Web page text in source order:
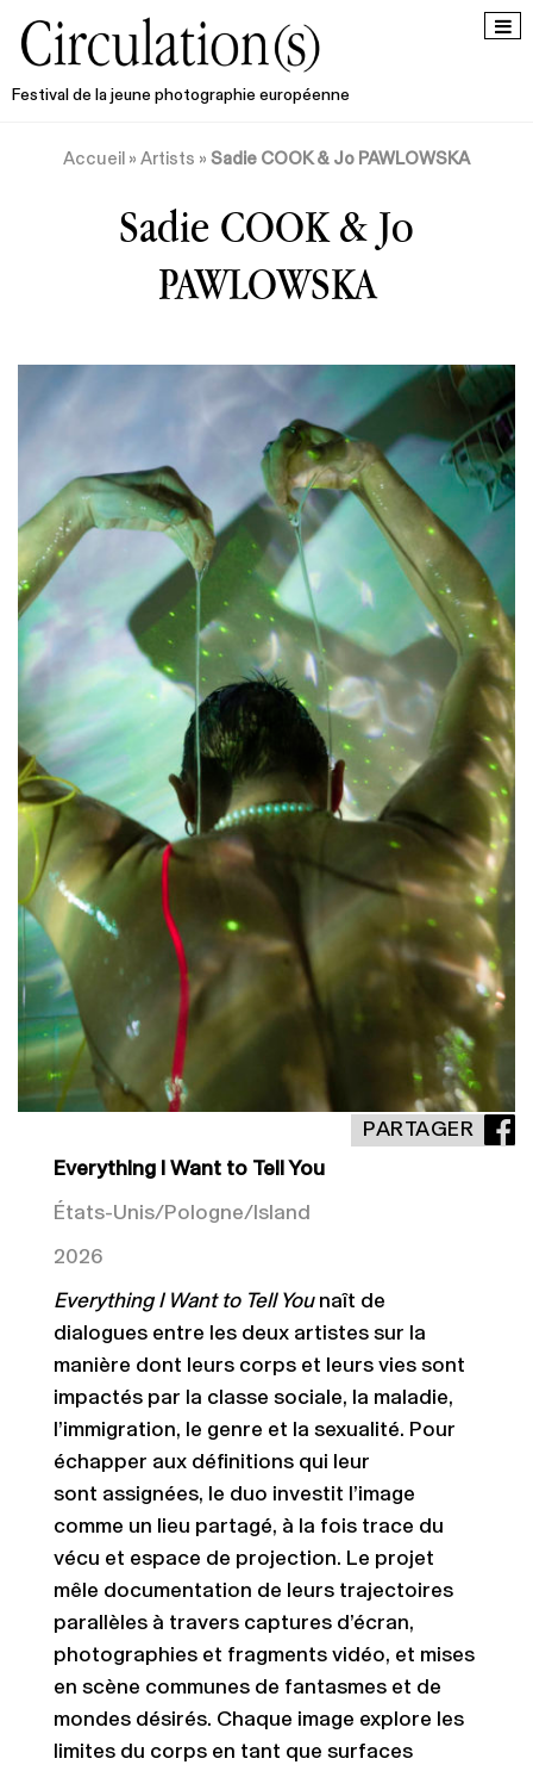
Festival de la jeune photographie européenne
Accueil » Artists » Sadie COOK & Jo PAWLOWSKA
Sadie COOK & Jo
PAWLOWSKA
PARTAGER
Everything I Want to Tell You
États-Unis/Pologne/Island
2026
Everything I Want to Tell You naît de
dialogues entre les deux artistes sur la
manière dont leurs corps et leurs vies sont
impactés par la classe sociale, la maladie,
l’immigration, le genre et la sexualité. Pour
échapper aux définitions qui leur
sont assignées, le duo investit l’image
comme un lieu partagé, à la fois trace du
vécu et espace de projection. Le projet
mêle documentation de leurs trajectoires
parallèles à travers captures d’écran,
photographies et fragments vidéo, et mises
en scène communes de fantasmes et de
mondes désirés. Chaque image explore les
limites du corps en tant que surfaces